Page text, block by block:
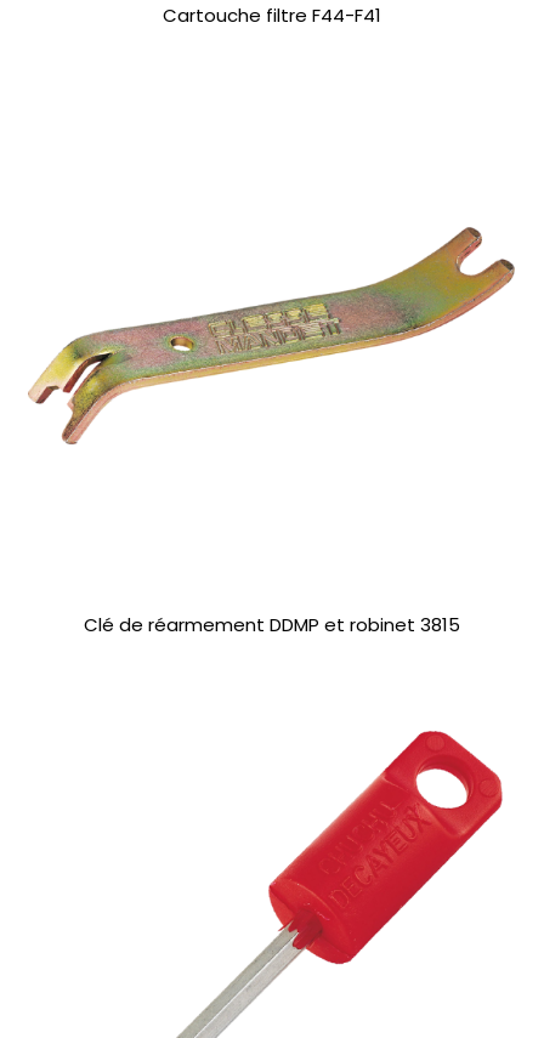
Cartouche filtre F44-F41
Clé de réarmement DDMP et robinet 3815